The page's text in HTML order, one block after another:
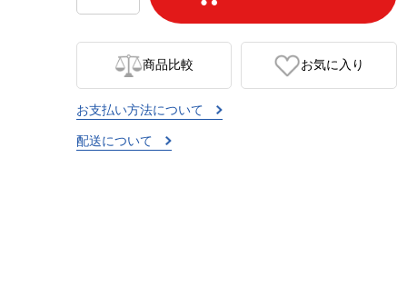
商品比較 お気に入り
お支払い方法について
配送について